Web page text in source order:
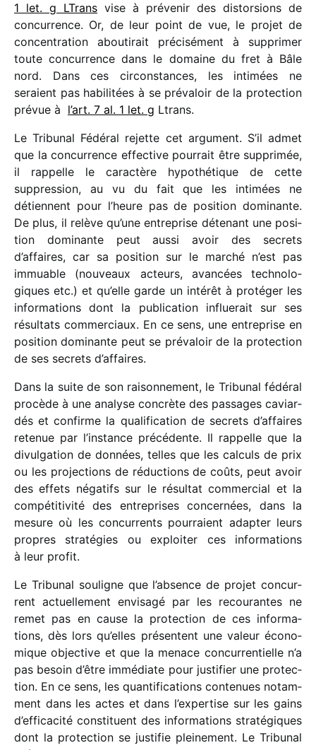
1 let. g LTrans vise à préve­nir des distor­sions de
concur­rence. Or, de leur point de vue, le projet de
concen­tra­tion abou­ti­rait préci­sé­ment à suppri­mer
toute concur­rence dans le domaine du fret à Bâle
nord. Dans ces circons­tances, les inti­mées ne
seraient pas habi­li­tées à se préva­loir de la protec­tion
prévue à l’art. 7 al. 1 let. g Ltrans.
Le Tribunal Fédéral rejette cet argu­ment. S’il admet
que la concur­rence effec­tive pour­rait être suppri­mée,
il rappelle le carac­tère hypo­thé­tique de cette
suppres­sion, au vu du fait que les inti­mées ne
détiennent pour l’heure pas de posi­tion domi­nante.
De plus, il relève qu’une entre­prise déte­nant une posi­
tion domi­nante peut aussi avoir des secrets
d’affaires, car sa posi­tion sur le marché n’est pas
immuable (nouveaux acteurs, avan­cées tech­no­lo­
giques etc.) et qu’elle garde un inté­rêt à proté­ger les
infor­ma­tions dont la publi­ca­tion influe­rait sur ses
résul­tats commer­ciaux. En ce sens, une entre­prise en
posi­tion domi­nante peut se préva­loir de la protec­tion
de ses secrets d’affaires.
Dans la suite de son raison­ne­ment, le Tribunal fédé­ral
procède à une analyse concrète des passages caviar­
dés et confirme la quali­fi­ca­tion de secrets d’affaires
rete­nue par l’instance précé­dente. Il rappelle que la
divul­ga­tion de données, telles que les calculs de prix
ou les projec­tions de réduc­tions de coûts, peut avoir
des effets néga­tifs sur le résul­tat commer­cial et la
compé­ti­ti­vité des entre­prises concer­nées, dans la
mesure où les concur­rents pour­raient adap­ter leurs
propres stra­té­gies ou exploi­ter ces infor­ma­tions
à leur profit.
Le Tribunal souligne que l’absence de projet concur­
rent actuel­le­ment envi­sagé par les recou­rantes ne
remet pas en cause la protec­tion de ces infor­ma­
tions, dès lors qu’elles présentent une valeur écono­
mique objec­tive et que la menace concur­ren­tielle n’a
pas besoin d’être immé­diate pour justi­fier une protec­
tion. En ce sens, les quan­ti­fi­ca­tions conte­nues notam­
ment dans les actes et dans l’expertise sur les gains
d’efficacité consti­tuent des infor­ma­tions stra­té­giques
dont la protec­tion se justi­fie plei­ne­ment. Le Tribunal